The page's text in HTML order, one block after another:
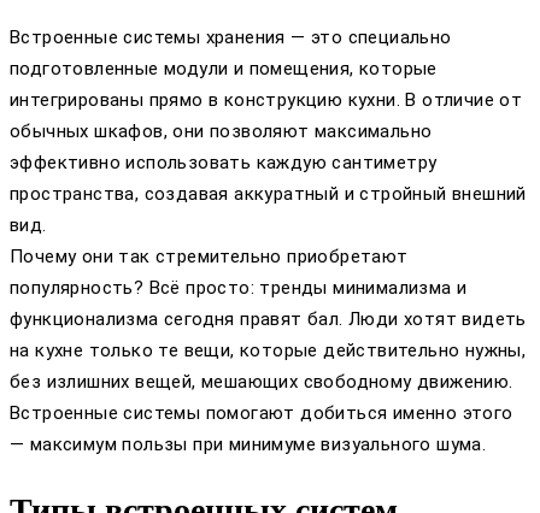
Встроенные системы хранения — это специально
подготовленные модули и помещения, которые
интегрированы прямо в конструкцию кухни. В отличие от
обычных шкафов, они позволяют максимально
эффективно использовать каждую сантиметру
пространства, создавая аккуратный и стройный внешний
вид.
Почему они так стремительно приобретают
популярность? Всё просто: тренды минимализма и
функционализма сегодня правят бал. Люди хотят видеть
на кухне только те вещи, которые действительно нужны,
без излишних вещей, мешающих свободному движению.
Встроенные системы помогают добиться именно этого
— максимум пользы при минимуме визуального шума.